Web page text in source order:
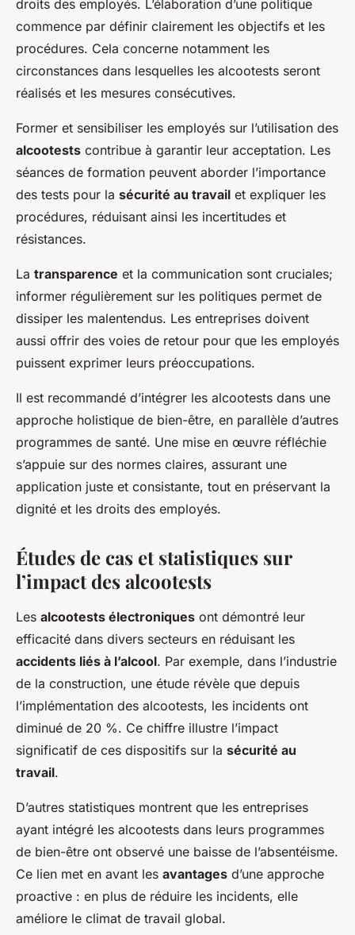
droits des employés. L’élaboration d’une politique
commence par définir clairement les objectifs et les
procédures. Cela concerne notamment les
circonstances dans lesquelles les alcootests seront
réalisés et les mesures consécutives.
Former et sensibiliser les employés sur l’utilisation des
alcootests contribue à garantir leur acceptation. Les
séances de formation peuvent aborder l’importance
des tests pour la sécurité au travail et expliquer les
procédures, réduisant ainsi les incertitudes et
résistances.
La transparence et la communication sont cruciales;
informer régulièrement sur les politiques permet de
dissiper les malentendus. Les entreprises doivent
aussi offrir des voies de retour pour que les employés
puissent exprimer leurs préoccupations.
Il est recommandé d’intégrer les alcootests dans une
approche holistique de bien-être, en parallèle d’autres
programmes de santé. Une mise en œuvre réfléchie
s’appuie sur des normes claires, assurant une
application juste et consistante, tout en préservant la
dignité et les droits des employés.
Études de cas et statistiques sur
l’impact des alcootests
Les alcootests électroniques ont démontré leur
efficacité dans divers secteurs en réduisant les
accidents liés à l’alcool. Par exemple, dans l’industrie
de la construction, une étude révèle que depuis
l’implémentation des alcootests, les incidents ont
diminué de 20 %. Ce chiffre illustre l’impact
significatif de ces dispositifs sur la sécurité au
travail.
D’autres statistiques montrent que les entreprises
ayant intégré les alcootests dans leurs programmes
de bien-être ont observé une baisse de l’absentéisme.
Ce lien met en avant les avantages d’une approche
proactive : en plus de réduire les incidents, elle
améliore le climat de travail global.